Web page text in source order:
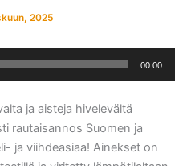
2025
00:00
ja aisteja hivelevältä
rautaisannos Suomen ja
ja viihdeasiaa! Ainekset on